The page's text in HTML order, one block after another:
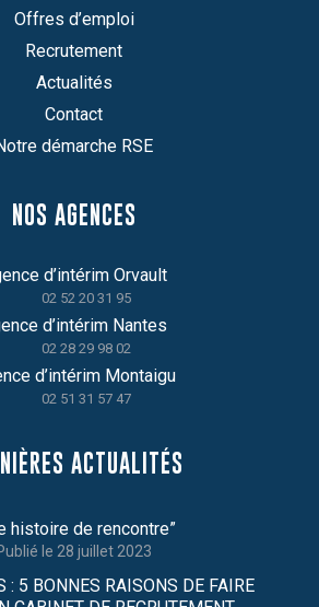
Offres d’emploi
Recrutement
Actualités
Contact
démarche RSE
NOS AGENCES
d’intérim Orvault
02 52 20 31 95
d’intérim Nantes
02 28 29 98 02
d’intérim Montaigu
02 51 31 57 47
ACTUALITÉS
histoire de rencontre”
28 juillet 2023
: 5 BONNES RAISONS DE FAIRE